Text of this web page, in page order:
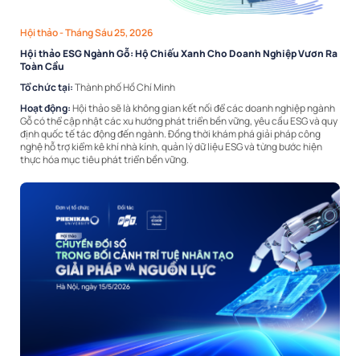
Hội thảo- Tháng Sáu 25, 2026
Hội thảo ESG Ngành Gỗ: Hộ Chiếu Xanh Cho Doanh Nghiệp Vươn Ra
Toàn Cầu
Tổ chức tại:Thành phố Hồ Chí Minh
Hoạt động:Hội thảo sẽ là không gian kết nối để các doanh nghiệp ngành
Gỗ có thể cập nhật các xu hướng phát triển bền vững, yêu cầu ESG và quy
định quốc tế tác động đến ngành. Đồng thời khám phá giải pháp công
nghệ hỗ trợ kiểm kê khí nhà kính, quản lý dữ liệu ESG và từng bước hiện
thực hóa mục tiêu phát triển bền vững.